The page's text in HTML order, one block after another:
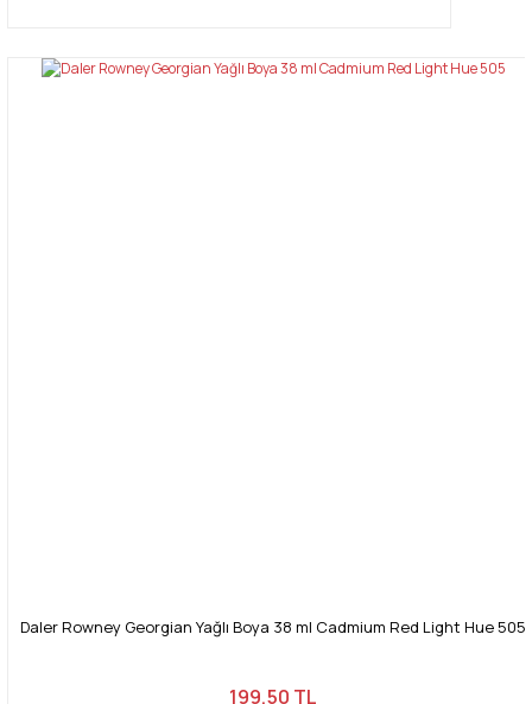
Daler Rowney Georgian Yağlı Boya 38 ml Cadmium Red Light Hue 505
199,50 TL